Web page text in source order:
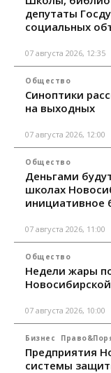
депутаты
социальных
07 августа 2026, 12:35
Общество
Синоптики
на выходных
07 августа 2026, 12:00
Общество
Деньгами
школах
инициативное
07 августа 2026, 11:00
Общество
Недели жары
07 августа 2026, 10:00
Бизнес
Предприятия
системы